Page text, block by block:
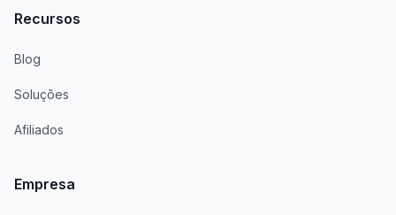
Recursos
Blog
Soluções
Afiliados
Empresa